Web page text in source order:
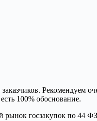
Рекомендуем
100% обоснование.
рынок госзакупок по